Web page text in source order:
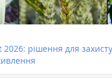
рішення для захисту